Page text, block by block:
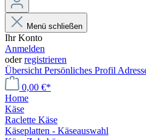
Menü schließen
Ihr Konto
Anmelden
oderregistrieren
Übersicht Persönliches Profil
0,00 €*
Home
Käse
Raclette Käse
Käseplatten - Käseauswahl